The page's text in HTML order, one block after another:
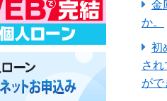
金
か。
初
さ
がで